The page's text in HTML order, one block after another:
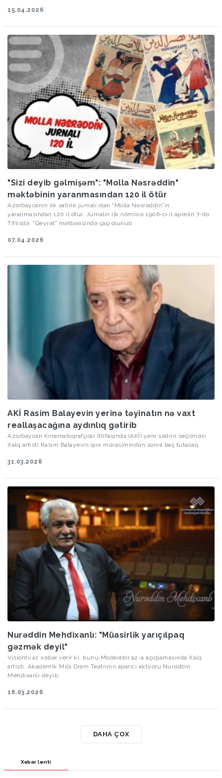
15.04.2026
"Sizi deyib gəlmişəm": "Molla Nəsrəddin"
məktəbinin yaranmasından 120 il ötür
Azərbaycanın ilk satirik jurnalı olan "Molla Nəsrəddin"in
yaranmasından 120 il ötür. Jurnalın ilk nömrəsi 1906-cı il aprelin 7-də
Tiflisdə, "Qeyrət" mətbəəsində çap olunub.
07.04.2026
AKİ Rasim Balayevin yerinə təyinatın nə vaxt
reallaşacağına aydınlıq gətirib
Azərbaycan Kinematoqrafçılar İttifaqında (AKİ) yeni sədrin seçilməsi
Xalq artisti Rasim Balayevin qırx mərasimindən sonra baş tutacaq.
31.03.2026
Nurəddin Mehdixanlı: "Müasirlik yarıçılpaq
gəzmək deyil"
Visiontv.az xəbər verir ki, bunu Moderator.az-a açıqlamasında Xalq
artisti, Akademik Milli Dram Teatrının aparıcı aktyoru Nurəddin
Mehdixanlı deyib.
16.03.2026
DAHA ÇOX
Xəbər lenti